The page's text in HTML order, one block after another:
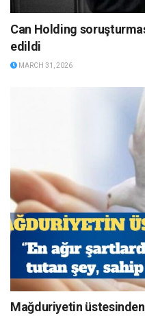
Can Holding
edildi
MARCH 31, 2026
Mağduriyetin